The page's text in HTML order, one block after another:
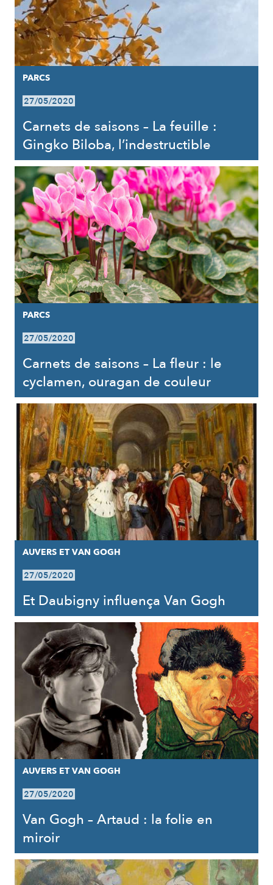
PARCS
27/05/2020
Carnets de saisons – La feuille :
Gingko Biloba, l’indestructible
PARCS
27/05/2020
Carnets de saisons – La fleur : le
cyclamen, ouragan de couleur
AUVERS ET VAN GOGH
27/05/2020
Et Daubigny influença Van Gogh
AUVERS ET VAN GOGH
27/05/2020
Van Gogh – Artaud : la folie en
miroir